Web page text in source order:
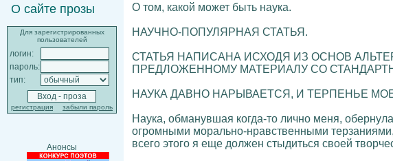
О сайте прозы
Для зарегистрированных
пользователей
логин:
пароль:
тип:
регистрация забыли пароль
Анонсы
О том, какой может быть наука.
НАУЧНО-ПОПУЛЯРНАЯ СТАТЬЯ.
СТАТЬЯ НАПИСАНА ИСХОДЯ ИЗ ОСНОВ
ПРЕДЛОЖЕННОМУ МАТЕРИАЛУ СО
НАУКА ДАВНО НАРЫВАЕТСЯ, И ТЕРПЕНЬЕ
Наука, обманувшая когда-то лично меня,
огромными морально-нравственными
всего этого я еще должен стыдиться своей